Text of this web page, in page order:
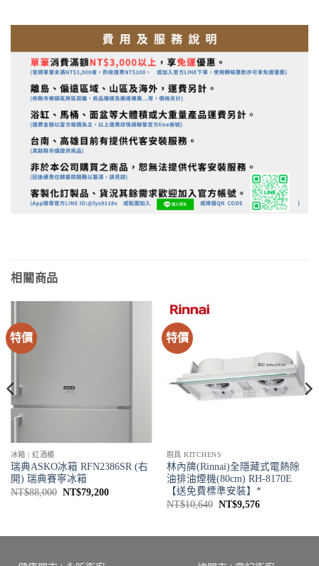
相關商品
特價
冰箱 | 紅酒櫃
瑞典ASKO冰箱 RFN2386SR (右
開) 瑞典賽寧冰箱
NT$88,000 原
NT$79,200目
特價
廚具 KITCHENS
林內牌(Rinnai)全隱藏式電熱除
油排油煙機(80cm) RH-8170E
【送免費標準安裝】*
NT$10,640 原
NT$9,576目